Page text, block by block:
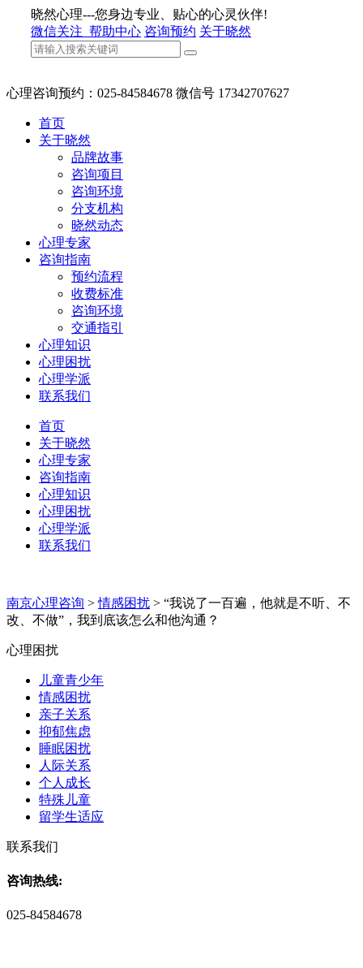
晓然心理---您身边专业、贴心的心灵伙伴!
微信关注 帮助中心 咨询预约 关于晓然
心理咨询预约：025-84584678 微信号 17342707627
首页
关于晓然
品牌故事
咨询项目
咨询环境
分支机构
晓然动态
心理专家
咨询指南
预约流程
收费标准
咨询环境
交通指引
心理知识
心理困扰
心理学派
联系我们
首页
关于晓然
心理专家
咨询指南
心理知识
心理困扰
心理学派
联系我们
南京心理咨询 > 情感困扰 > “我说了一百遍，他就是不听、不
改、不做”，我到底该怎么和他沟通？
心理困扰
儿童青少年
情感困扰
亲子关系
抑郁焦虑
睡眠困扰
人际关系
个人成长
特殊儿童
留学生适应
联系我们
咨询热线:
025-84584678